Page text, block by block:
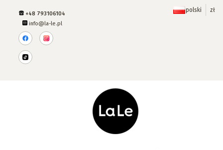
+48 793106104
info@la-le.pl
polski zł